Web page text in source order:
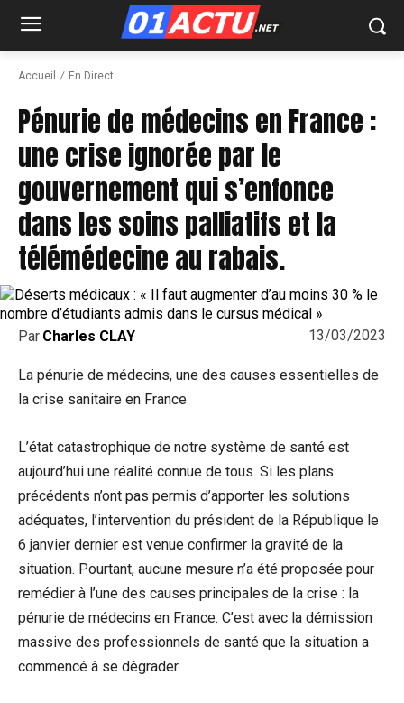
Accueil En Direct
Pénurie de médecins en France :
une crise ignorée par le
gouvernement qui s’enfonce
dans les soins palliatifs et la
télémédecine au rabais.
13/03/2023
Par Charles CLAY
La pénurie de médecins, une des causes essentielles de
la crise sanitaire en France
L’état catastrophique de notre système de santé est
aujourd’hui une réalité connue de tous. Si les plans
précédents n’ont pas permis d’apporter les solutions
adéquates, l’intervention du président de la République le
6 janvier dernier est venue confirmer la gravité de la
situation. Pourtant, aucune mesure n’a été proposée pour
remédier à l’une des causes principales de la crise : la
pénurie de médecins en France. C’est avec la démission
massive des professionnels de santé que la situation a
commencé à se dégrader.